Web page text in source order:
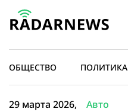
ОБЩЕСТВО ПОЛИТИКА
29 марта 2026, Авто